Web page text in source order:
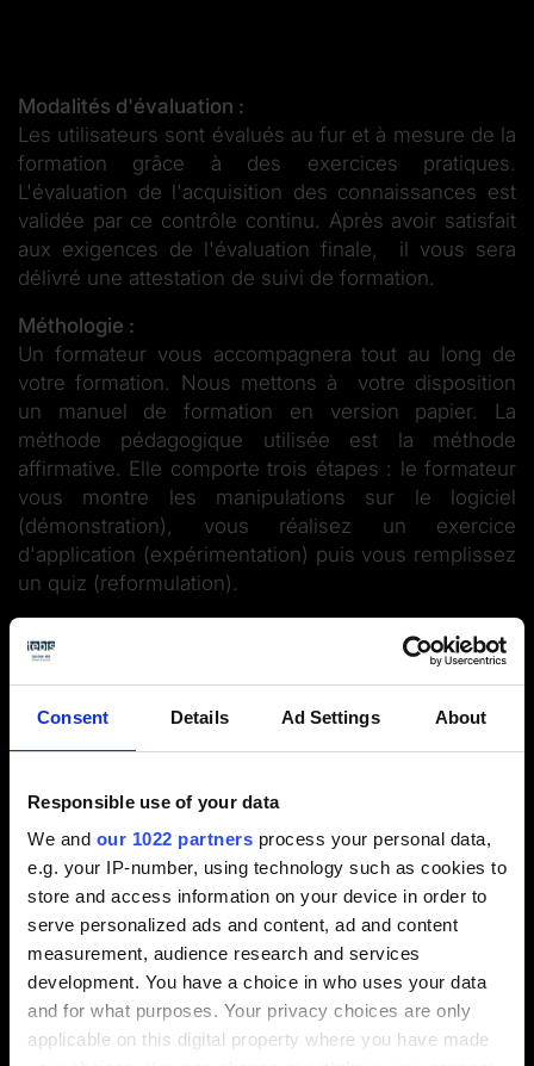
Consent Details Ad Settings About
Responsible use of your data
We and our 1022 partners process your personal data,
e.g. your IP-number, using technology such as cookies to
store and access information on your device in order to
serve personalized ads and content, ad and content
measurement, audience research and services
development. You have a choice in who uses your data
and for what purposes. Your privacy choices are only
applicable on this digital property where you have made
Modalités d'évaluation :
Les utilisateurs sont évalués au fur et à mesure de la
formation grâce à des exercices pratiques.
L'évaluation de l'acquisition des connaissances est
validée par ce contrôle continu. Après avoir satisfait
aux exigences de l'évaluation finale, il vous sera
délivré une attestation de suivi de formation.
Méthologie :
Un formateur vous accompagnera tout au long de
votre formation. Nous mettons à votre disposition
un manuel de formation en version papier. La
méthode pédagogique utilisée est la méthode
affirmative. Elle comporte trois étapes : le formateur
vous montre les manipulations sur le logiciel
(démonstration), vous réalisez un exercice
d'application (expérimentation) puis vous remplissez
un quiz (reformulation).
Nous vous invitons à apporter vos projets afin de
travailler sur des exemples concrets et d'aborder
des thématiques de votre quotidien.
Aperçu des formations
Nos labels et certifications
Depuis 08.2017 Depuis 11.2021